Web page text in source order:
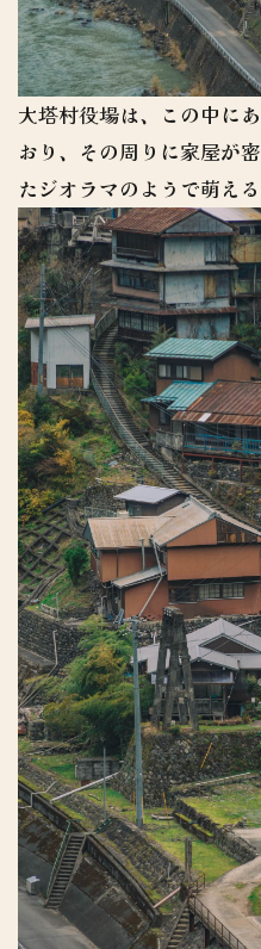
大塔村役場は、この中に
おり、その周りに家屋が
たジオラマのようで萌える